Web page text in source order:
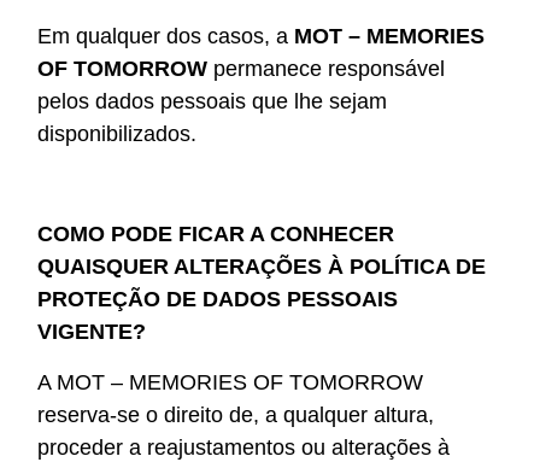
Em qualquer dos casos, a MOT – MEMORIES
OF TOMORROW permanece responsável
pelos dados pessoais que lhe sejam
disponibilizados.
COMO PODE FICAR A CONHECER
QUAISQUER ALTERAÇÕES À POLÍTICA DE
PROTEÇÃO DE DADOS PESSOAIS
VIGENTE?
A MOT – MEMORIES OF TOMORROW
reserva-se o direito de, a qualquer altura,
proceder a reajustamentos ou alterações à